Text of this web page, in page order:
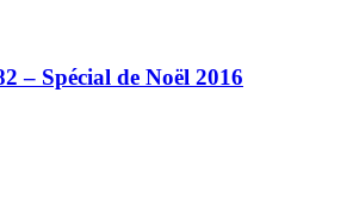
– Spécial de Noël 2016